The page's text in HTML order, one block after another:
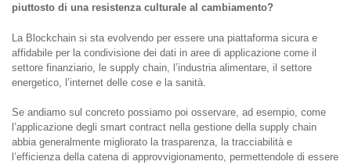
piuttosto di una resistenza culturale al cambiamento?
La Blockchain si sta evolvendo per essere una piattaforma sicura e
affidabile per la condivisione dei dati in aree di applicazione come il
settore finanziario, le supply chain, l’industria alimentare, il settore
energetico, l’internet delle cose e la sanità.
Se andiamo sul concreto possiamo poi osservare, ad esempio, come
l’applicazione degli smart contract nella gestione della supply chain
abbia generalmente migliorato la trasparenza, la tracciabilità e
l’efficienza della catena di approvvigionamento, permettendole di essere